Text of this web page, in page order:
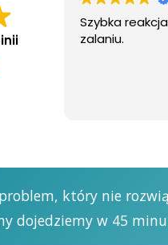
Szybka reakcja i sprawna
zalaniu.
który nie
dojedziemy w 45